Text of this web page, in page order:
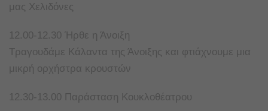
μας Χελιδόνες
12.00-12.30 Ήρθε η Άνοιξη
Τραγουδάμε Κάλαντα της Άνοιξης και φτιάχνουμε μια
μικρή ορχήστρα κρουστών
12.30-13.00 Παράσταση Κουκλοθέατρου